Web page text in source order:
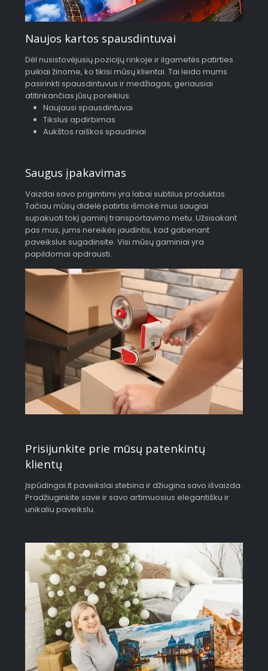
Naujos kartos spausdintuvai
Dėl nusistovėjusių pozicijų rinkoje ir ilgametės patirties
puikiai žinome, ko tikisi mūsų klientai. Tai leido mums
pasirinkti spausdintuvus ir medžiagas, geriausiai
atitinkančias jūsų poreikius.
Naujausi spausdintuvai
Tikslus apdirbimas
Aukštos raiškos spaudiniai
Saugus įpakavimas
Vaizdai savo prigimtimi yra labai subtilus produktas.
Tačiau mūsų didelė patirtis išmokė mus saugiai
supakuoti tokį gaminį transportavimo metu. Užsisakant
pas mus, jums nereikės jaudintis, kad gabenant
paveikslus sugadinsite. Visi mūsų gaminiai yra
papildomai apdrausti.
Prisijunkite prie mūsų patenkintų
klientų
Įspūdingai.lt paveikslai stebina ir džiugina savo išvaizda.
Pradžiuginkite save ir savo artimuosius elegantišku ir
unikaliu paveikslu.